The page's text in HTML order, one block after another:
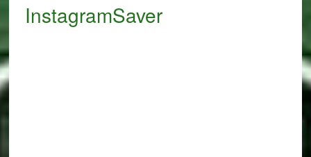
InstagramSaver